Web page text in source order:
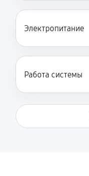
Электропитание
Работа системы